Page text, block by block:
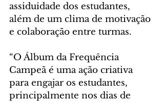
assiduidade dos estudantes,
além de um clima de motivação
e colaboração entre turmas.
“O Álbum da Frequência
Campeã é uma ação criativa
para engajar os estudantes,
principalmente nos dias de